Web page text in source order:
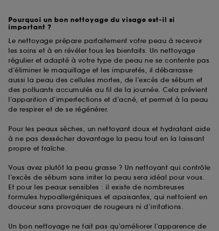
Pourquoi un bon nettoyage du visage est-il si
important ?
Le nettoyage prépare parfaitement votre peau à recevoir
les soins et à en révéler tous les bienfaits. Un nettoyage
régulier et adapté à votre type de peau ne se contente pas
d’éliminer le maquillage et les impuretés, il débarrasse
aussi la peau des cellules mortes, de l’excès de sébum et
des polluants accumulés au fil de la journée. Cela prévient
l’apparition d’imperfections et d’acné, et permet à la peau
de respirer et de se régénérer.
Pour les peaux sèches, un nettoyant doux et hydratant aide
à ne pas dessécher davantage la peau tout en la laissant
propre et fraîche.
Vous avez plutôt la peau grasse ? Un nettoyant qui contrôle
l’excès de sébum sans irriter la peau sera idéal pour vous.
Et pour les peaux sensibles : il existe de nombreuses
formules hypoallergéniques et apaisantes, qui nettoient en
douceur sans provoquer de rougeurs ni d’irritations.
Un bon nettoyage ne fait pas qu’améliorer l’apparence de